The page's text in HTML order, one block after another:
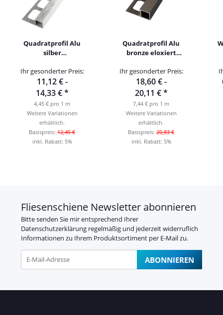
Quadratprofil Alu
silber
gebürstet 250cm
Ihr gesonderter Preis:
11,12 € -
14,33 €*
4,45 € pro 1 m
Weitere Variationen
erhältlich.
Basispreis: 12,45 €
inkl. Rabatt: 5%
Quadratprofil Alu
bronze eloxiert
Ihr gesonderter Preis:
18,60 € -
20,11 €*
7,44 € pro 1 m
Weitere Variationen
erhältlich.
Basispreis: 20,83 €
inkl. Rabatt: 5%
Fliesenschiene Newsletter abonnieren
Bitte senden Sie mir entsprechend Ihrer
Datenschutzerklärung regelmäßig und jederzeit widerruflich
Informationen zu Ihrem Produktsortiment per E-Mail zu.
ABONNIEREN